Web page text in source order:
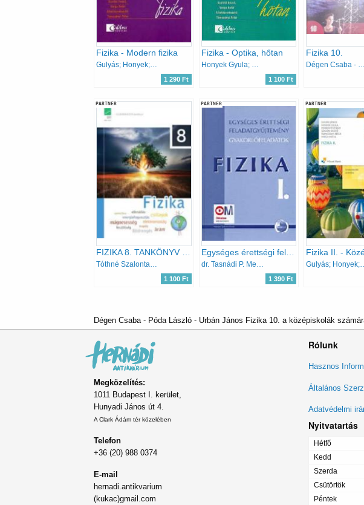
Fizika - Modern fizika
Gulyás; Honyek; Markovits; Szalóki; Varga
1 290 Ft
Fizika - Optika, hőtan
Honyek Gyula; Gulyás János
1 100 Ft
Fizika 10.
Dégen Csaba - Póda László - Urbán János
PARTNER
1 100 Ft
PARTNER
Egységes érettségi feladatgyűjtemény - Fizika I.
1 390 Ft
PARTNER
Dégen Csaba - Póda László - Urbán János Fizika 10. a középiskolák
Megközelítés:
1011 Budapest I. kerület,
Hunyadi János út 4.
A Clark Ádám tér közelében
Telefon
+36 (20) 988 0374
E-mail
hernadi.antikvarium
(kukac)gmail.com
Rólunk
Lábléc
menü
Hasznos
Általános
Adatvédelmi
Nyitvatartás
Hétfő
Kedd
Szerda
Csütörtök
Péntek